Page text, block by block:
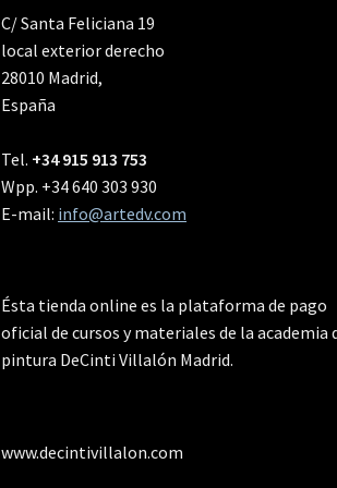
C/ Santa Feliciana 19
local exterior derecho
28010 Madrid,
España
Tel. +34 915 913 753
Wpp. +34 640 303 930
E-mail: info@artedv.com
Ésta tienda online es la plataforma de pago
oficial de cursos y materiales de la academia
pintura DeCinti Villalón Madrid.
www.decintivillalon.com